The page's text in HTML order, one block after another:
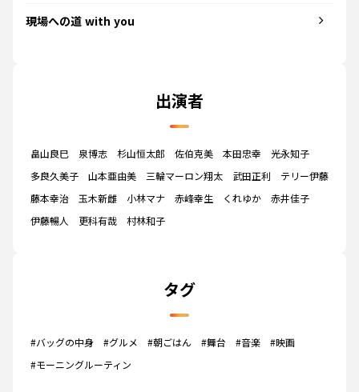
現場への道 with you
出演者
畠山良巳 泉博志 杉山恒太郎 佐伯克美 本田忠幸
光永知子
多良久美子
山本亜由美 三輪マーロン翔太 武田正利
テリー伊藤
藤本幸治
玉木新雌 小林マナ 赤峰幸生 くれゆか
赤井佳子
伊藤暢人
更科有哉 村林和子
タグ
#バッグの中身 #グルメ #朝ごはん #舞台 #音楽
#映画
#モーニングルーティン